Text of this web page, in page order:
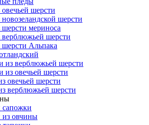
шерсти
шерсти
мериноса
верблюжьей шерсти
Альпака
из верблюжьей шерсти
из овечьей шерсти
овечьей шерсти
верблюжьей шерсти
сапожки
из овчины